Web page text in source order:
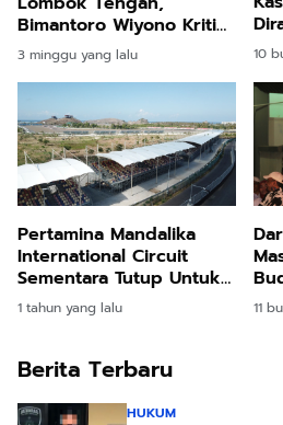
Bimantoro Wiyono Kritik
Keras Kinerja Polres dan
Pengawasan Ponpes
3 minggu yang lalu 10
Pertamina Mandalika
International Circuit
Sementara Tutup Untuk
Umum, Persiapan
Maksimal untuk Gelaran
1 tahun yang lalu 11
Berita Terbaru
HUKUM